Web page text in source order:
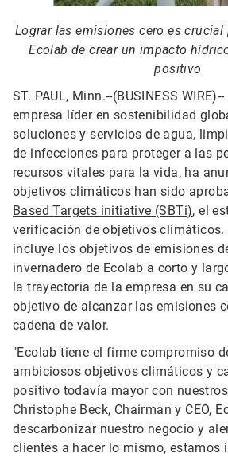
Lograr las emisiones cero es
Ecolab de crear un impacto
positivo
ST. PAUL, Minn.--(BUSINESS WIRE)--
empresa líder en sostenibilidad
soluciones y servicios de agua,
de infecciones para proteger a las
recursos vitales para la vida, ha
objetivos climáticos han sido
Based Targets initiative (SBTi), el
verificación de objetivos
incluye los objetivos de emisiones
invernadero de Ecolab a corto y
la trayectoria de la empresa en su
objetivo de alcanzar las emisiones
cadena de valor.
"Ecolab tiene el firme compromiso
ambiciosos objetivos climáticos y
positivo todavía mayor con
Christophe Beck, Chairman y CEO,
descarbonizar nuestro negocio y
clientes a hacer lo mismo, estamos